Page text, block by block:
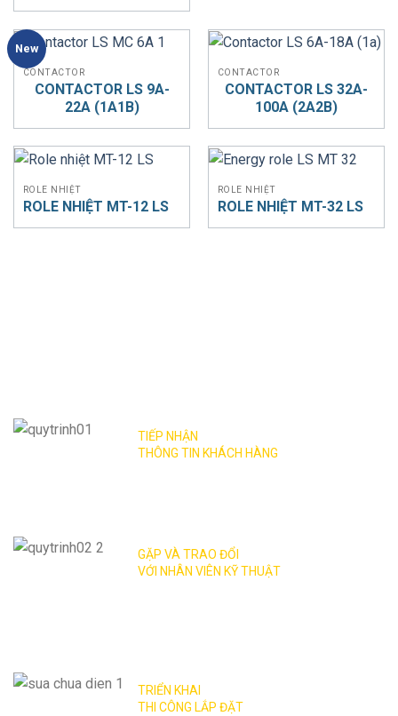
New
CONTACTOR
CONTACTOR LS 9A-
22A (1A1B)
CONTACTOR
CONTACTOR LS 32A-
100A (2A2B)
ROLE NHIỆT
ROLE NHIỆT MT-12 LS
ROLE NHIỆT
ROLE NHIỆT MT-32 LS
TIẾP NHẬN
THÔNG TIN KHÁCH HÀNG
GẶP VÀ TRAO ĐỔI
VỚI NHÂN VIÊN KỸ THUẬT
TRIỂN KHAI
THI CÔNG LẮP ĐẶT